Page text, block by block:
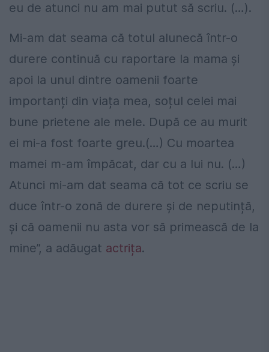
eu de atunci nu am mai putut să scriu. (…).
Mi-am dat seama că totul alunecă într-o
durere continuă cu raportare la mama și
apoi la unul dintre oamenii foarte
importanți din viața mea, soțul celei mai
bune prietene ale mele. După ce au murit
ei mi-a fost foarte greu.(…) Cu moartea
mamei m-am împăcat, dar cu a lui nu. (…)
Atunci mi-am dat seama că tot ce scriu se
duce într-o zonă de durere și de neputință,
și că oamenii nu asta vor să primească de la
mine”, a adăugat actrița.